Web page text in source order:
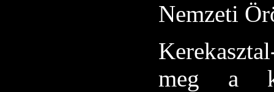
Nemzeti
meg a